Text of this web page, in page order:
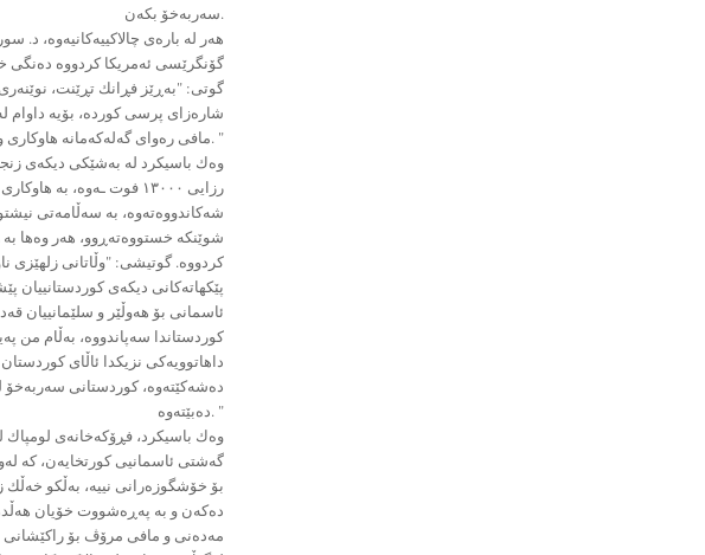
سەربەخۆ بكەن.
هەر لە بارەی چالاكییەكانیەوە، د.
گۆنگرێسی ئەمریكا كردووە دەنگى
گوتی: "بەڕێز فڕانك تڕێنت،
شارەزای پرسی كوردە، بۆیە داوام
مافى رەواى گەلەكەمانە هاوكارى و هاوڕایی بەڕێز فڕانك تڕێنت بكەن. "
وەك باسیكرد له بەشێكى ديكەی
رزايى ١٣٠٠٠ فوت ـەوە،
شەكاندووەتەوە، بە سەڵامەتی
شوێنكە خستووەتەڕوو، هەر وەها
كردووە. گوتیشی: "وڵاتانى زلهێزی
پێكهاتەكانی دیكەی
ئاسمانی بۆ هەوڵێر و سلێمانییان
كوردستاندا سەپاندووە، بەڵام من
داهاتوویەكی نزیكدا ئاڵای
دەشەكێتەوە، كوردستانی سەربەخۆ
دەبێتەوە. "
وەك باسیكرد، فڕۆكەخانەی لومپاك
گەشتى ئاسمانیى كورتخايەن، كە
بۆ خۆشگوزەرانی نییە، بەڵكو خەڵك
دەكەن و بە پەڕەشووت خۆیان
مەدەنی و مافی مرۆڤ بۆ